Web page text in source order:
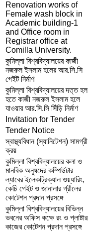
Renovation works of
Female wash block in
Academic building-1
and Office room in
Registrar office at
Comilla University.
কুমিল্লা বিশ্ববিদ্যালয়ের কাজী
নজরুল ইসলাম হলের আর.সি.সি
গেইট নির্মাণ
কুমিল্লা বিশ্ববিদ্যালয়ের দত্ত হল
হতে কাজী নজরুল ইসলাম হলে
যাওয়ার আর.সি.সি সিঁড়ি নির্মাণ
Invitation for Tender
Tender Notice
স্বাস্থ্যবিধান (স্যানিটেশন) সামগ্রী
ক্রয়
কুমিল্লা বিশ্ববিদ্যালয়ের কলা ও
মানবিক অনুষদের কম্পিউটার
ল্যাবের ইলেকট্রিক্যাল ওয়্যারিং,
কেচি গেইট ও জানালার গ্রীলের
কোটেশন প্রদান প্রসঙ্গে
কুমিল্লা বিশ্ববিদ্যালয়ের বিভিন্ন
ভবনের অফিস কক্ষে রং ও প্লাষ্টার
কাজের কোটেশন প্রদান প্রসঙ্গে